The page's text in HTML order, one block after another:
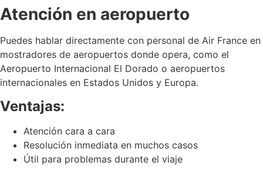
Atención en aeropuerto
Puedes hablar directamente con personal de Air France en
mostradores de aeropuertos donde opera, como el
Aeropuerto Internacional El Dorado o aeropuertos
internacionales en Estados Unidos y Europa.
Ventajas:
Atención cara a cara
Resolución inmediata en muchos casos
Útil para problemas durante el viaje